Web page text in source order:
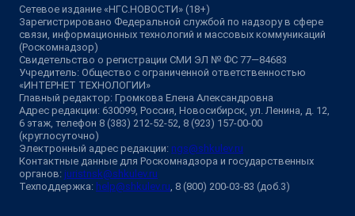
Сетевое издание «НГС.НОВОСТИ» (18+)
Зарегистрировано Федеральной службой по надзору в сфере
связи, информационных технологий и массовых коммуникаций
(Роскомнадзор)
Свидетельство о регистрации СМИ ЭЛ № ФС 77—84683
Учредитель: Общество с ограниченной ответственностью
«ИНТЕРНЕТ ТЕХНОЛОГИИ»
Главный редактор: Громкова Елена Александровна
Адрес редакции: 630099, Россия, Новосибирск, ул. Ленина, д. 12,
6 этаж, телефон 8 (383) 212-52-52, 8 (923) 157-00-00
(круглосуточно)
Электронный адрес редакции: ngs@shkulev.ru
Контактные данные для Роскомнадзора и государственных
органов: juristnsk@shkulev.ru
Техподдержка: help@shkulev.ru, 8 (800) 200-03-83 (доб.3)